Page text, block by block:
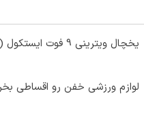
یخچال ویترینی 9 فوت ایستکول (جدید)
لوازم ورزشی خفن رو اقساطی